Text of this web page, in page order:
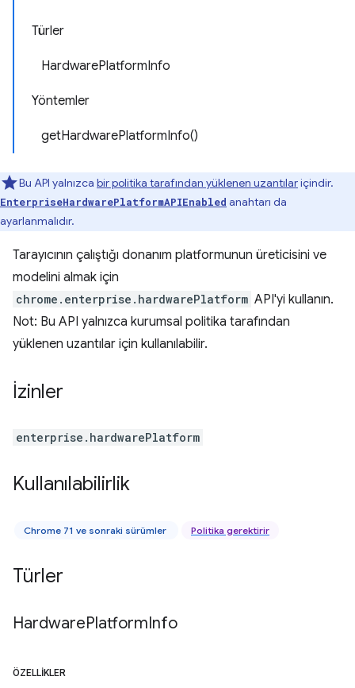
Türler
HardwarePlatformInfo
Yöntemler
getHardwarePlatformInfo()
Bu API yalnızca bir politika tarafından yüklenen uzantılariçindir.
EnterpriseHardwarePlatformAPIEnabled anahtarı da
ayarlanmalıdır.
Tarayıcının çalıştığı donanım platformunun üreticisini ve
modelini almak için
chrome.enterprise.hardwarePlatform API'yi kullanın.
Not: Bu API yalnızca kurumsal politika tarafından
yüklenen uzantılar için kullanılabilir.
İzinler
enterprise.hardwarePlatform
Kullanılabilirlik
Chrome 71 ve sonraki sürümler Politika gerektirir
Türler
HardwarePlatformInfo
ÖZELLIKLER